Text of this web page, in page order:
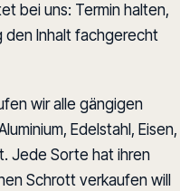
bei uns: Termin halten,
den Inhalt fachgerecht
wir alle gängigen
Edelstahl, Eisen,
Jede Sorte hat ihren
Schrott verkaufen will